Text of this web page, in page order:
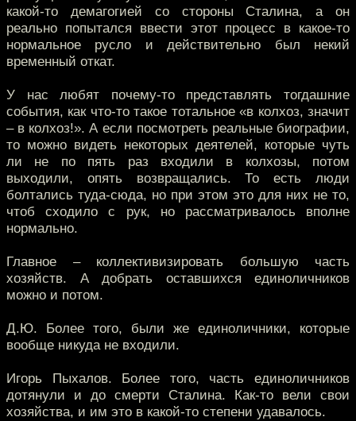
какой-то демагогией со стороны Сталина, а он
реально попытался ввести этот процесс в какое-то
нормальное русло и действительно был некий
временный откат.
У нас любят почему-то представлять тогдашние
события, как что-то такое тотальное «в колхоз, значит
– в колхоз!». А если посмотреть реальные биографии,
то можно видеть некоторых деятелей, которые чуть
ли не по пять раз входили в колхозы, потом
выходили, опять возвращались. То есть люди
болтались туда-сюда, но при этом это для них не то,
чтоб сходило с рук, но рассматривалось вполне
нормально.
Главное – коллективизировать большую часть
хозяйств. А добрать оставшихся единоличников
можно и потом.
Д.Ю. Более того, были же единоличники, которые
вообще никуда не входили.
Игорь Пыхалов. Более того, часть единоличников
дотянули и до смерти Сталина. Как-то вели свои
хозяйства, и им это в какой-то степени удавалось.